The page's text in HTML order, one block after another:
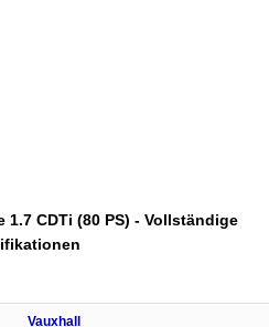
1.7 CDTi (80 PS) - Vollständige
Vauxhall